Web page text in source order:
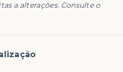
a alterações. Consulte o